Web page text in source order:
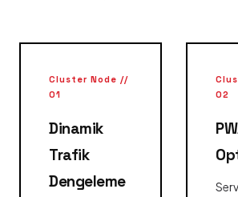
Cluster Node //
01
Dinamik
Trafik
Dengeleme
02